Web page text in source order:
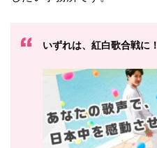
いずれは、紅白歌合戦に！